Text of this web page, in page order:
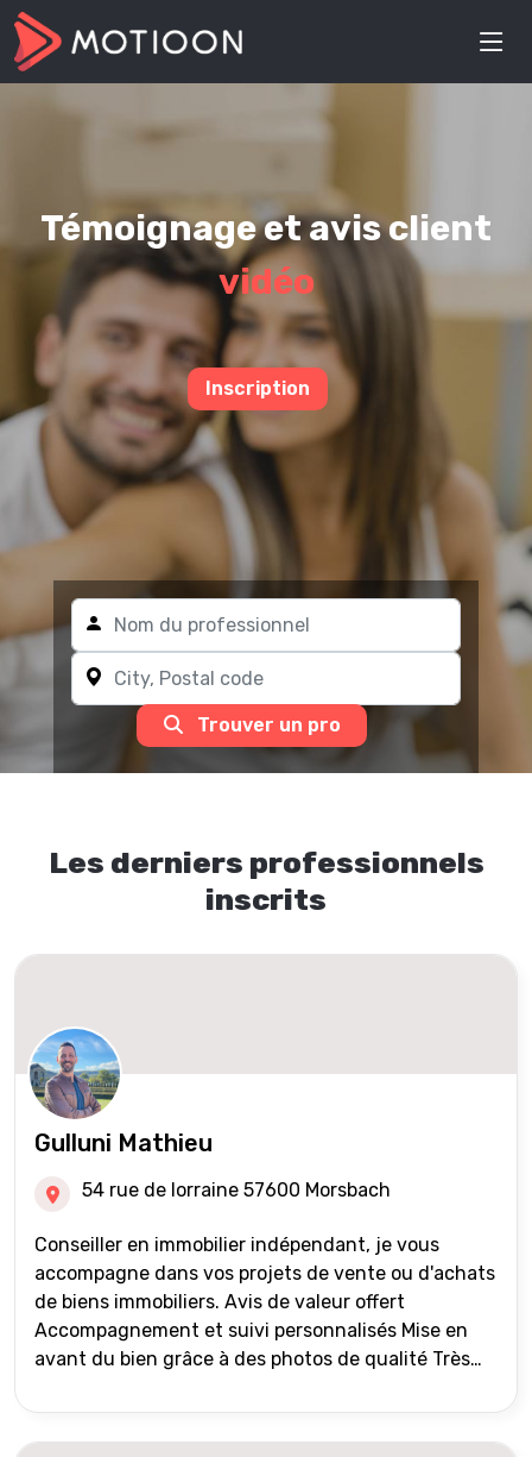
Témoignage et avis client
vidéo
Inscription
Trouver un pro
Les derniers professionnels
inscrits
Gulluni Mathieu
54 rue de lorraine 57600 Morsbach
Conseiller en immobilier indépendant, je vous
accompagne dans vos projets de vente ou d'achats
de biens immobiliers. Avis de valeur offert
Accompagnement et suivi personnalisés Mise en
avant du bien grâce à des photos de qualité Très
international) Validation du financement des
acquéreurs auprès de partenaires financiers